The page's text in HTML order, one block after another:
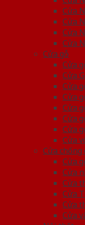
Cửa
Cửa
Cửa
Cửa
Cửa gỗ
Cửa
Cửa
Cửa
Cửa
Cửa
Cửa
Cửa
Cửa
Cửa chống
Cửa
Cửa
Cửa
Cửa
Cửa
Cửa